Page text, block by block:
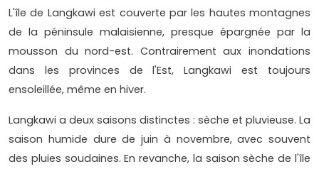
L'île de Langkawi est couverte par les hautes montagnes
de la péninsule malaisienne, presque épargnée par la
mousson du nord-est. Contrairement aux inondations
dans les provinces de l'Est, Langkawi est toujours
ensoleillée, même en hiver.
Langkawi a deux saisons distinctes : sèche et pluvieuse. La
saison humide dure de juin à novembre, avec souvent
des pluies soudaines. En revanche, la saison sèche de l'île